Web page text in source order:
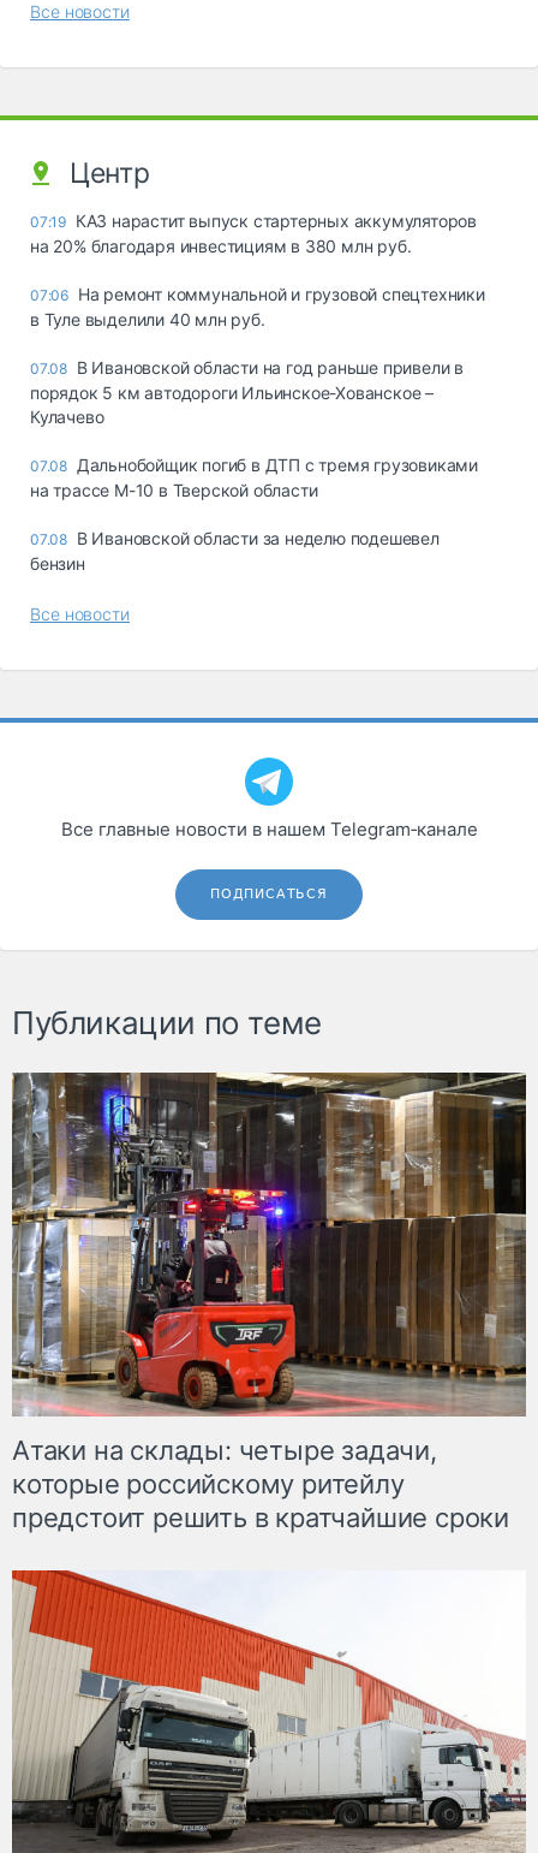
Все новости
Центр
07:19 КАЗ нарастит выпуск стартерных аккумуляторов
на 20% благодаря инвестициям в 380 млн руб.
07:06 На ремонт коммунальной и грузовой спецтехники
в Туле выделили 40 млн руб.
07.08 В Ивановской области на год раньше привели в
порядок 5 км автодороги Ильинское-Хованское –
Кулачево
07.08 Дальнобойщик погиб в ДТП с тремя грузовиками
на трассе М-10 в Тверской области
07.08 В Ивановской области за неделю подешевел
бензин
Все новости
Все главные новости в нашем Telegram‑канале
ПОДПИСАТЬСЯ
Публикации по теме
Атаки на склады: четыре задачи,
которые российскому ритейлу
предстоит решить в кратчайшие сроки